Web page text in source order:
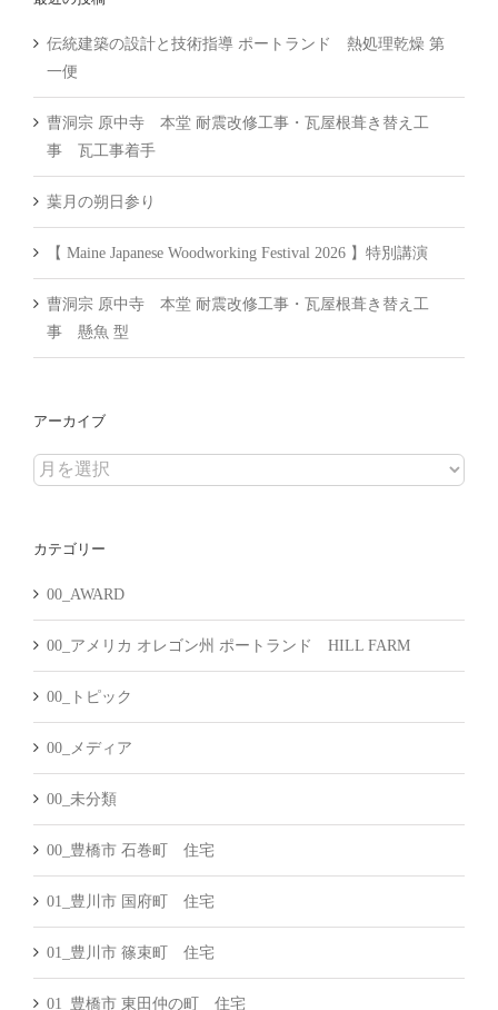
伝統建築の設計と技術指導 ポートランド 熱処理乾燥 第
一便
曹洞宗 原中寺 本堂 耐震改修工事・瓦屋根葺き替え工
事 瓦工事着手
葉月の朔日参り
【 Maine Japanese Woodworking Festival 2026 】特別講演
曹洞宗 原中寺 本堂 耐震改修工事・瓦屋根葺き替え工
事 懸魚 型
アーカイブ
ア
イ
カテゴリー
00_AWARD
00_アメリカ オレゴン州 ポートランド HILL FARM
00_トピック
00_メディア
00_未分類
00_豊橋市 石巻町 住宅
01_豊川市 国府町 住宅
01_豊川市 篠束町 住宅
01_豊橋市 東田仲の町 住宅